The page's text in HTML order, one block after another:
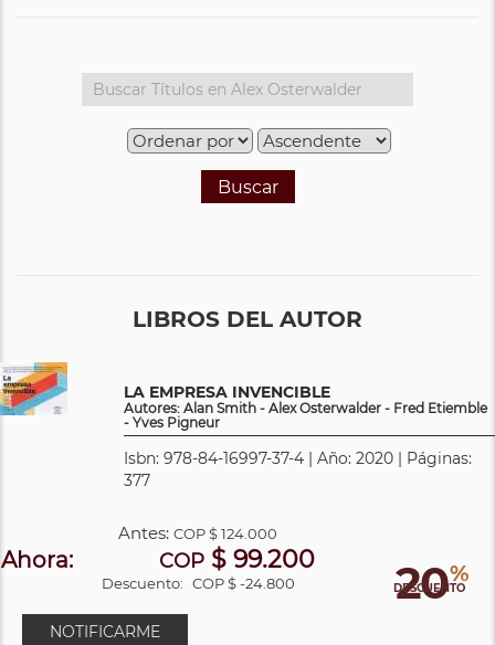
Buscar
LIBROS DEL AUTOR
LA EMPRESA INVENCIBLE
Autores: Alan Smith - Alex Osterwalder - Fred Etiemble
- Yves Pigneur
Isbn: 978-84-16997-37-4 | Año: 2020 | Páginas:
377
20%
DESCUENTO
Antes:COP$ 124.000
Ahora: COP$ 99.200
Descuento: COP $ -24.800
NOTIFICARME